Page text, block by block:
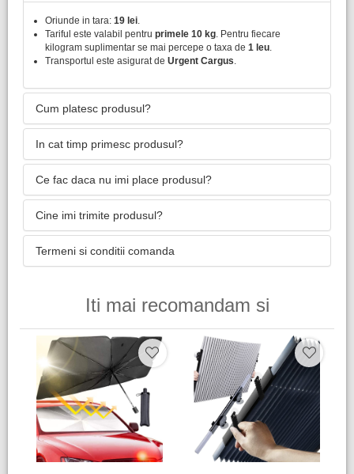
Oriunde in tara: 19 lei
Tariful este valabil pentru primele 10 kg . Pentru fiecare
kilogram suplimentar se mai percepe o taxa de 1 leu
Transportul este asigurat de Urgent Cargus
Cum platesc produsul?
In cat timp primesc produsul?
Ce fac daca nu imi place produsul?
Cine imi trimite produsul?
Termeni si conditii comanda
Iti mai recomandam si